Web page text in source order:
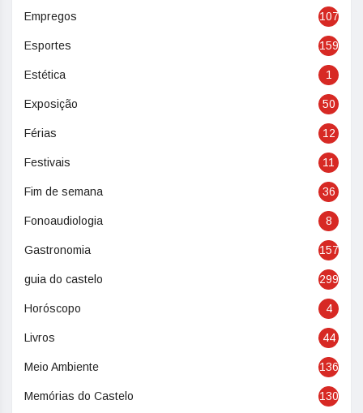
Empregos 107
Esportes 159
Estética 1
Exposição 50
Férias 12
Festivais 11
Fim de semana 36
Fonoaudiologia 8
Gastronomia 157
guia do castelo 299
Horóscopo 4
Livros 44
Meio Ambiente 136
Memórias do Castelo 130